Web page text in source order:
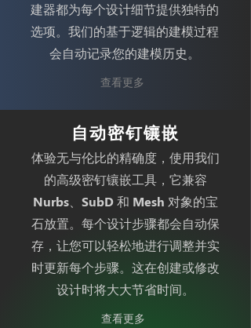
建器都为每个设计细节提供独特的
选项。我们的基于逻辑的建模过程
会自动记录您的建模历史。
查看更多
自动密钉镶嵌
体验无与伦比的精确度，使用我们
的高级密钉镶嵌工具，它兼容
Nurbs、SubD 和 Mesh 对象的宝
石放置。每个设计步骤都会自动保
存，让您可以轻松地进行调整并实
时更新每个步骤。这在创建或修改
设计时将大大节省时间。
查看更多